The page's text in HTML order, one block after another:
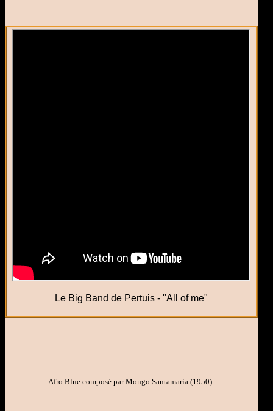
Le Big Band de Pertuis - "All of me"
Afro Blue composé par Mongo Santamaria (1950).